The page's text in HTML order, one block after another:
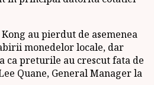
au pierdut de asemenea
monedelor locale, dar
ca preturile au crescut fata de
Quane, General Manager la